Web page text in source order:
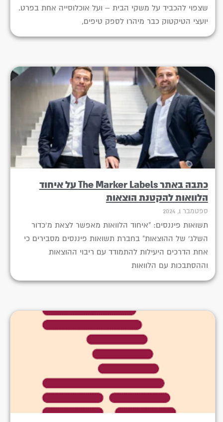
שצפוי להכביד על משקי הבית – ועל אוכלוסייה אחת בפרט.
יועצי הטיקטוק כבר מיהרו לספק טיפים,
כתבה באתר The Marker Labels על איחוד
הלוואות להקטנת הוצאות
ספטמבר 1, 2024
תשואות פיננסים: "איחוד הלוואות מאפשר לצאת מ'כדור
השלג' של ההוצאות" בחברת תשואות פיננסים מסבירים כי
אחת הדרכים היעילות להתמודד עם ריבוי ההוצאות
וההסתבכות עם הלוואות